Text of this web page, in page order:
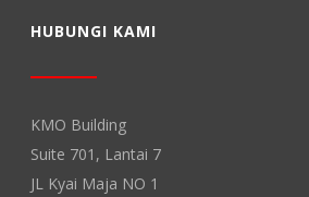
HUBUNGI KAMI
KMO Building
Suite 701, Lantai 7
JL Kyai Maja NO 1